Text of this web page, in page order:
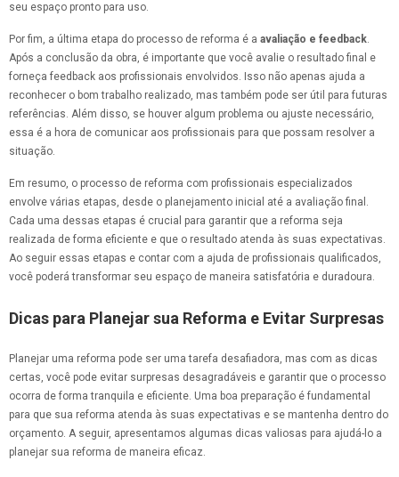
seu espaço pronto para uso.
Por fim, a última etapa do processo de reforma é a avaliação e feedback.
Após a conclusão da obra, é importante que você avalie o resultado final e
forneça feedback aos profissionais envolvidos. Isso não apenas ajuda a
reconhecer o bom trabalho realizado, mas também pode ser útil para futuras
referências. Além disso, se houver algum problema ou ajuste necessário,
essa é a hora de comunicar aos profissionais para que possam resolver a
situação.
Em resumo, o processo de reforma com profissionais especializados
envolve várias etapas, desde o planejamento inicial até a avaliação final.
Cada uma dessas etapas é crucial para garantir que a reforma seja
realizada de forma eficiente e que o resultado atenda às suas expectativas.
Ao seguir essas etapas e contar com a ajuda de profissionais qualificados,
você poderá transformar seu espaço de maneira satisfatória e duradoura.
Dicas para Planejar sua Reforma e Evitar Surpresas
Planejar uma reforma pode ser uma tarefa desafiadora, mas com as dicas
certas, você pode evitar surpresas desagradáveis e garantir que o processo
ocorra de forma tranquila e eficiente. Uma boa preparação é fundamental
para que sua reforma atenda às suas expectativas e se mantenha dentro do
orçamento. A seguir, apresentamos algumas dicas valiosas para ajudá-lo a
planejar sua reforma de maneira eficaz.